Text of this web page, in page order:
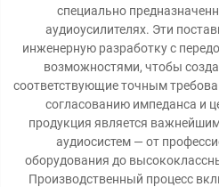
специально
аудиоусилителях. Эти
инженерную разработку с
возможностями, чтобы
соответствующие точным
согласованию импеданса и
продукция является
аудиосистем — от
оборудования до
Производственный процесс